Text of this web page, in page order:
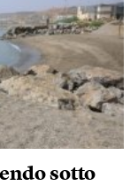
sotto